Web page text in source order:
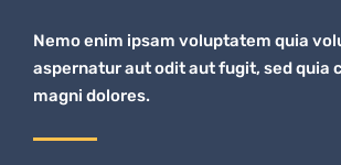
Nemo enim ipsam voluptatem quia
aspernatur aut odit aut fugit, sed quia
magni dolores.